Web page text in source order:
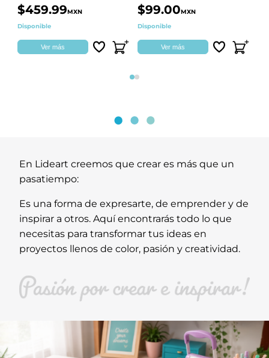
$459.99MXN
Disponible
Ver más
$99.00MXN
Disponible
Ver más
Página 1
Página 2
En Lideart creemos que crear es más que un
pasatiempo:
Es una forma de expresarte, de emprender y de
inspirar a otros. Aquí encontrarás todo lo que
necesitas para transformar tus ideas en
proyectos llenos de color, pasión y creatividad.